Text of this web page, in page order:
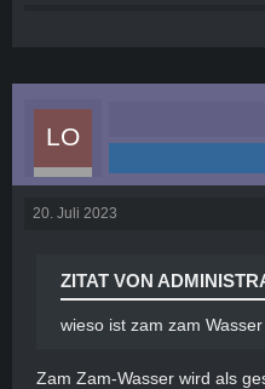
20. Juli 2023
ZITAT VON
wieso ist zam zam
Zam Zam-Wasser wird als